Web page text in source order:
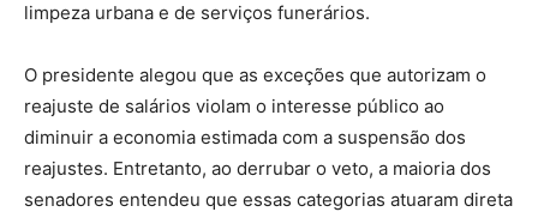
limpeza urbana e de serviços funerários.
O presidente alegou que as exceções que autorizam o
reajuste de salários violam o interesse público ao
diminuir a economia estimada com a suspensão dos
reajustes. Entretanto, ao derrubar o veto, a maioria dos
senadores entendeu que essas categorias atuaram direta